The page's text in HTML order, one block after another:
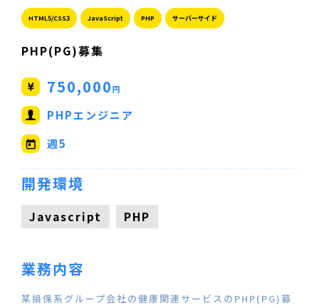
HTML5/CSS3 JavaScript PHP サーバーサイド
PHP(PG)募集
750,000円
PHPエンジニア
週5
開発環境
Javascript PHP
業務内容
某損保系グループ会社の健康関連サービスのPHP(PG)募